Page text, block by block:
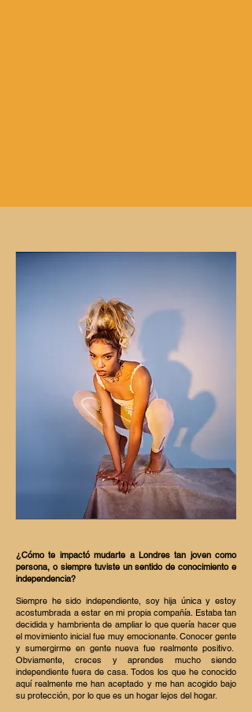
¿Cómo te impactó mudarte a Londres tan joven como
persona, o siempre tuviste un sentido de conocimiento e
independencia?
Siempre he sido independiente, soy hija única y estoy
acostumbrada a estar en mi propia compañía. Estaba tan
decidida y hambrienta de ampliar lo que quería hacer que
el movimiento inicial fue muy emocionante. Conocer gente
y sumergirme en gente nueva fue realmente positivo.
Obviamente, creces y aprendes mucho siendo
independiente fuera de casa. Todos los que he conocido
aquí realmente me han aceptado y me han acogido bajo
su protección, por lo que es un hogar lejos del hogar.